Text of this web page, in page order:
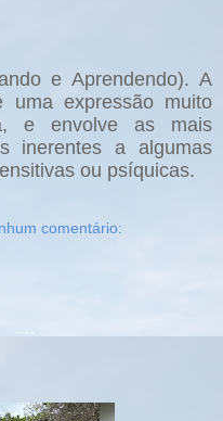
e Aprendendo). A
uma expressão muito
e envolve as mais
inerentes a algumas
ou psíquicas.
comentário: